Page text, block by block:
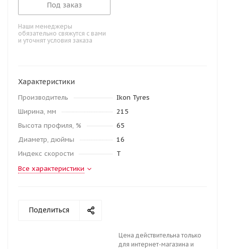
Под заказ
Наши менеджеры
обязательно свяжутся с вами
и уточнят условия заказа
Характеристики
Производитель
Ikon Tyres
Ширина, мм
215
Высота профиля, %
65
Диаметр, дюймы
16
Индекс скорости
T
Все характеристики
Поделиться
Цена действительна только
для интернет-магазина и